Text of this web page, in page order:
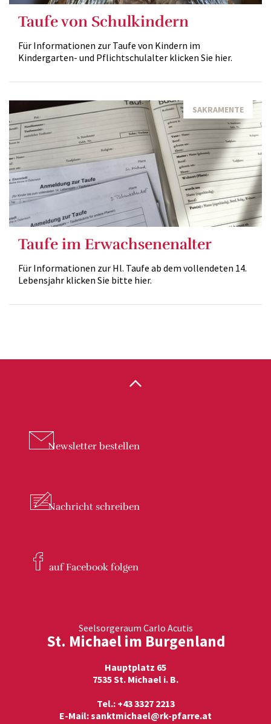
Taufe von Schulkindern
Für Informationen zur Taufe von Kindern im
Kindergarten- und Pflichtschulalter klicken Sie hier.
SAKRAMENTE
Taufe im Erwachsenenalter
Für Informationen zur Hl. Taufe ab dem vollendeten 14.
Lebensjahr klicken Sie bitte hier.
Newsletter bestellen
Nachricht schreiben
auf Facebook folgen
Seelsorgeraum Carlo Acutis
St. Michael im Burgenland
Hauptplatz 65
7535 St. Michael i. B.
Tel.: +43 3327 2213
E-Mail:sanktmichael@rk-pfarre.at